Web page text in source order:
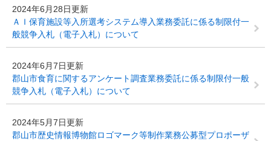
2024年6月28日更新
ＡＩ保育施設等入所選考システム導入業務委託に係る制限付一
般競争入札（電子入札）について
2024年6月7日更新
郡山市食育に関するアンケート調査業務委託に係る制限付一般
競争入札（電子入札）について
2024年5月7日更新
郡山市歴史情報博物館ロゴマーク等制作業務公募型プロポーザ